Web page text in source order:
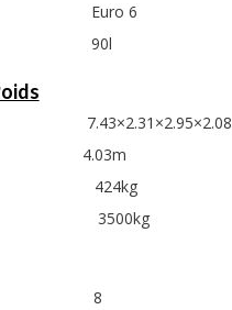
Euro 6
90l
: 7.43×2.31×2.95×2.08
4.03m
424kg
: 3500kg
: 8